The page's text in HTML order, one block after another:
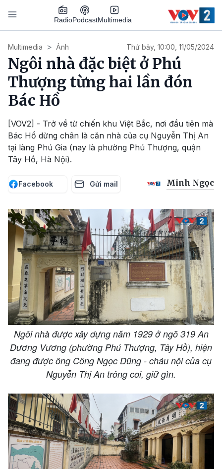
Nhảy đến nội dung
RadioPodcastMultimedia
Multimedia Ảnh Thứ bảy, 10:00, 11/05/2024
Ngôi nhà đặc biệt ở Phú
Thượng từng hai lần đón
Bác Hồ
[VOV2] - Trở về từ chiến khu Việt Bắc, nơi đầu tiên mà
Bác Hồ dừng chân là căn nhà của cụ Nguyễn Thị An
tại làng Phú Gia (nay là phường Phú Thượng, quận
Tây Hồ, Hà Nội).
Facebook Gửi mail Minh Ngọc
Ngôi nhà được xây dựng năm 1929 ở ngõ 319 An
Dương Vương (phường Phú Thượng, Tây Hồ), hiện
đang được ông Công Ngọc Dũng - cháu nội của cụ
Nguyễn Thị An trông coi, giữ gìn.